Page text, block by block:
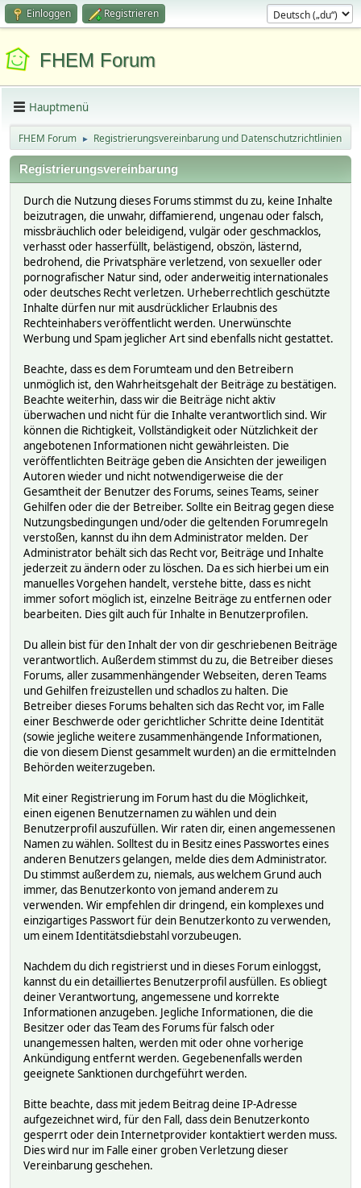
Einloggen Registrieren
FHEM Forum
Hauptmenü
FHEM Forum ► Registrierungsvereinbarung und Datenschutzrichtlinien
Registrierungsvereinbarung
Durch die Nutzung dieses Forums stimmst du zu, keine Inhalte
beizutragen, die unwahr, diffamierend, ungenau oder falsch,
missbräuchlich oder beleidigend, vulgär oder geschmacklos,
verhasst oder hasserfüllt, belästigend, obszön, lästernd,
bedrohend, die Privatsphäre verletzend, von sexueller oder
pornografischer Natur sind, oder anderweitig internationales
oder deutsches Recht verletzen. Urheberrechtlich geschützte
Inhalte dürfen nur mit ausdrücklicher Erlaubnis des
Rechteinhabers veröffentlicht werden. Unerwünschte
Werbung und Spam jeglicher Art sind ebenfalls nicht gestattet.
Beachte, dass es dem Forumteam und den Betreibern
unmöglich ist, den Wahrheitsgehalt der Beiträge zu bestätigen.
Beachte weiterhin, dass wir die Beiträge nicht aktiv
überwachen und nicht für die Inhalte verantwortlich sind. Wir
können die Richtigkeit, Vollständigkeit oder Nützlichkeit der
angebotenen Informationen nicht gewährleisten. Die
veröffentlichten Beiträge geben die Ansichten der jeweiligen
Autoren wieder und nicht notwendigerweise die der
Gesamtheit der Benutzer des Forums, seines Teams, seiner
Gehilfen oder die der Betreiber. Sollte ein Beitrag gegen diese
Nutzungsbedingungen und/oder die geltenden Forumregeln
verstoßen, kannst du ihn dem Administrator melden. Der
Administrator behält sich das Recht vor, Beiträge und Inhalte
jederzeit zu ändern oder zu löschen. Da es sich hierbei um ein
manuelles Vorgehen handelt, verstehe bitte, dass es nicht
immer sofort möglich ist, einzelne Beiträge zu entfernen oder
bearbeiten. Dies gilt auch für Inhalte in Benutzerprofilen.
Du allein bist für den Inhalt der von dir geschriebenen Beiträge
verantwortlich. Außerdem stimmst du zu, die Betreiber dieses
Forums, aller zusammenhängender Webseiten, deren Teams
und Gehilfen freizustellen und schadlos zu halten. Die
Betreiber dieses Forums behalten sich das Recht vor, im Falle
einer Beschwerde oder gerichtlicher Schritte deine Identität
(sowie jegliche weitere zusammenhängende Informationen,
die von diesem Dienst gesammelt wurden) an die ermittelnden
Behörden weiterzugeben.
Mit einer Registrierung im Forum hast du die Möglichkeit,
einen eigenen Benutzernamen zu wählen und dein
Benutzerprofil auszufüllen. Wir raten dir, einen angemessenen
Namen zu wählen. Solltest du in Besitz eines Passwortes eines
anderen Benutzers gelangen, melde dies dem Administrator.
Du stimmst außerdem zu, niemals, aus welchem Grund auch
immer, das Benutzerkonto von jemand anderem zu
verwenden. Wir empfehlen dir dringend, ein komplexes und
einzigartiges Passwort für dein Benutzerkonto zu verwenden,
um einem Identitätsdiebstahl vorzubeugen.
Nachdem du dich registrierst und in dieses Forum einloggst,
kannst du ein detailliertes Benutzerprofil ausfüllen. Es obliegt
deiner Verantwortung, angemessene und korrekte
Informationen anzugeben. Jegliche Informationen, die die
Besitzer oder das Team des Forums für falsch oder
unangemessen halten, werden mit oder ohne vorherige
Ankündigung entfernt werden. Gegebenenfalls werden
geeignete Sanktionen durchgeführt werden.
Bitte beachte, dass mit jedem Beitrag deine IP-Adresse
aufgezeichnet wird, für den Fall, dass dein Benutzerkonto
gesperrt oder dein Internetprovider kontaktiert werden muss.
Dies wird nur im Falle einer groben Verletzung dieser
Vereinbarung geschehen.